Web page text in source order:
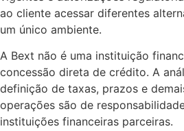
ao cliente acessar diferentes
um único ambiente.
A Bext não é uma instituição
concessão direta de crédito. A
definição de taxas, prazos e
operações são de
instituições financeiras parceiras.